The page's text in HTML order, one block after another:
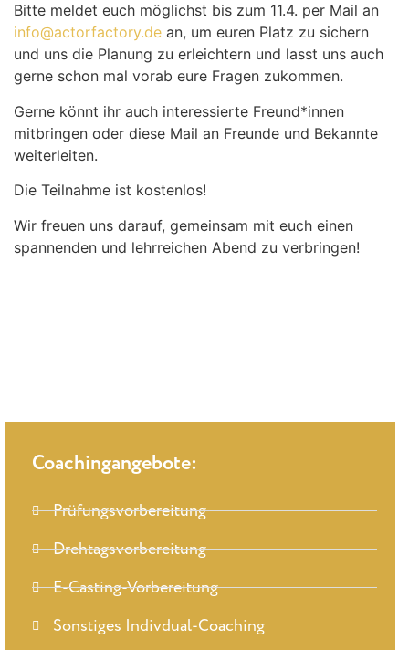
Bitte meldet euch möglichst bis zum 11.4. per Mail an
info@actorfactory.de an, um euren Platz zu sichern
und uns die Planung zu erleichtern und lasst uns auch
gerne schon mal vorab eure Fragen zukommen.
Gerne könnt ihr auch interessierte Freund*innen
mitbringen oder diese Mail an Freunde und Bekannte
weiterleiten.
Die Teilnahme ist kostenlos!
Wir freuen uns darauf, gemeinsam mit euch einen
spannenden und lehrreichen Abend zu verbringen!
Coachingangebote:
Prüfungsvorbereitung
Drehtagsvorbereitung
E-Casting-Vorbereitung
Sonstiges Indivdual-Coaching